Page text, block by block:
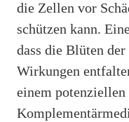
die Zellen vor
schützen kann.
dass die Blüten
Wirkungen
einem